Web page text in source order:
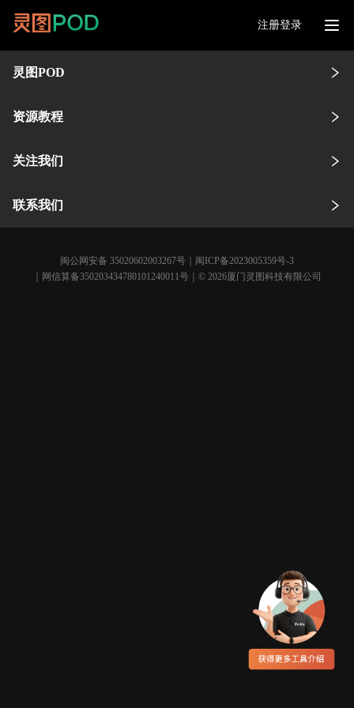
注册登录
灵图POD
资源教程
关注我们
联系我们
闽公网安备 35020602003267号
闽ICP备2023005359号-3
｜网信算备350203434780101240011号｜© 2026厦门灵图科技有限公司